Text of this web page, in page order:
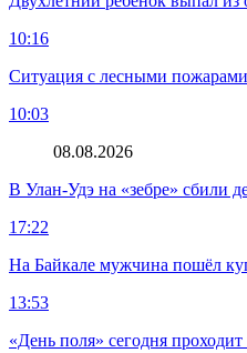
10:16
Ситуация с лесными
10:03
08.08.2026
В Улан-Удэ на «зебре» сбили
17:22
На Байкале мужчина пошёл
13:53
«День поля» сегодня